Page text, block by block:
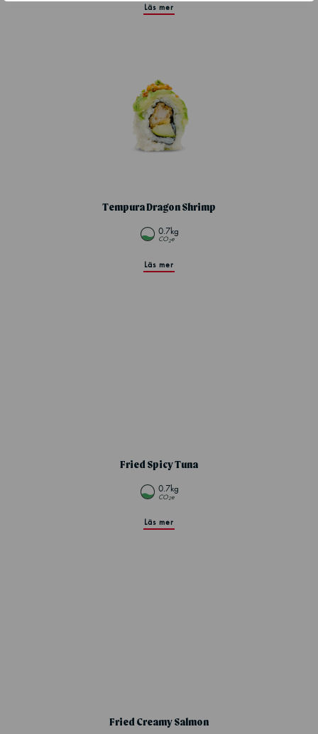
Läs mer
Tempura Dragon Shrimp
0.7kg
CO2e
Läs mer
Fried Spicy Tuna
0.7kg
CO2e
Läs mer
Fried Creamy Salmon